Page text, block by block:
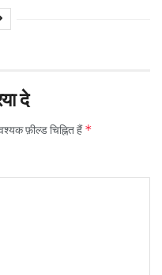
दे
फ़ील्ड चिह्नित हैं*